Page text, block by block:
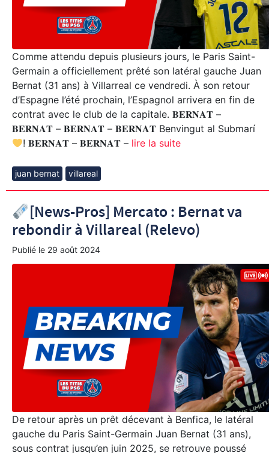
Comme attendu depuis plusieurs jours, le Paris Saint-
Germain a officiellement prêté son latéral gauche Juan
Bernat (31 ans) à Villarreal ce vendredi. À son retour
d’Espagne l’été prochain, l’Espagnol arrivera en fin de
contrat avec le club de la capitale. 𝐁𝐄𝐑𝐍𝐀𝐓 –
𝐁𝐄𝐑𝐍𝐀𝐓 – 𝐁𝐄𝐑𝐍𝐀𝐓 – 𝐁𝐄𝐑𝐍𝐀𝐓 Benvingut al Submarí
! 𝐁𝐄𝐑𝐍𝐀𝐓 – 𝐁𝐄𝐑𝐍𝐀𝐓 – lire la suite
juan bernat villareal
[News-Pros] Mercato : Bernat va
rebondir à Villareal (Relevo)
Publié le 29 août 2024
De retour après un prêt décevant à Benfica, le latéral
gauche du Paris Saint-Germain Juan Bernat (31 ans),
sous contrat jusqu’en juin 2025, se retrouve poussé